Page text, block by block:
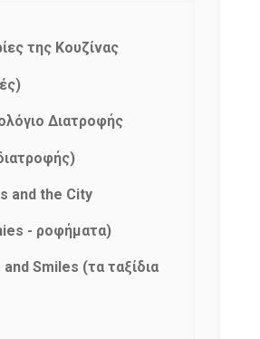
της Κουζίνας
Διατροφής
and the City
- ροφήματα)
and Smiles (τα ταξίδια